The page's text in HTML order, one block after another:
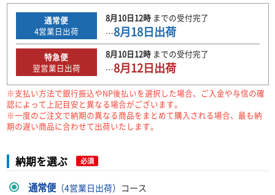
通常便
4営業日出荷
8月10日12時までの受付完了
…8月18日出荷
特急便
翌営業日出荷
8月10日12時までの受付完了
…8月12日出荷
※支払い方法で銀行振込やNP後払いを選択した場合、ご入金や与信の確
認によって上記目安と異なる場合がございます。
※一度のご注文で納期の異なる商品をまとめて購入される場合、最も納
期の遅い商品に合わせて出荷いたします。
納期を選ぶ 必須
通常便（4営業日出荷） コース